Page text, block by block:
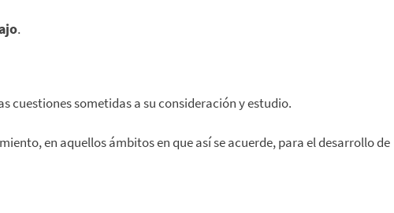
.
cuestiones sometidas a su consideración y estudio.
en aquellos ámbitos en que así se acuerde, para el desarrollo de